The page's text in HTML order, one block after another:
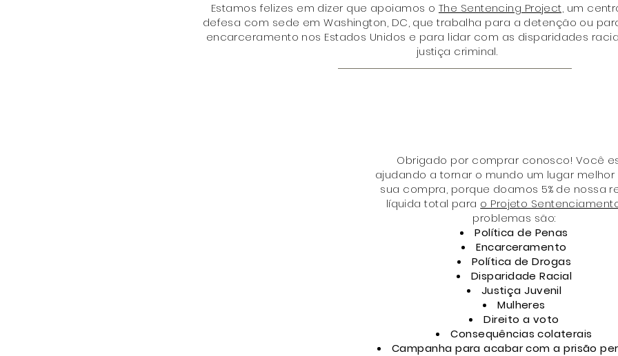
Estamos felizes em dizer que apoiamos o The Sentencing Project, um
defesa com sede em Washington, DC, que trabalha para a detenção ou
encarceramento nos Estados Unidos e para lidar com as disparidades
justiça criminal.
Obrigado por comprar conosco! Você
ajudando a tornar o mundo um lugar
sua compra, porque doamos 5% de nossa
líquida total para o Projeto
problemas são:
Política de Penas
Encarceramento
Política de Drogas
Disparidade Racial
Justiça Juvenil
Mulheres
Direito a voto
Consequências colaterais
Campanha para acabar com a prisão